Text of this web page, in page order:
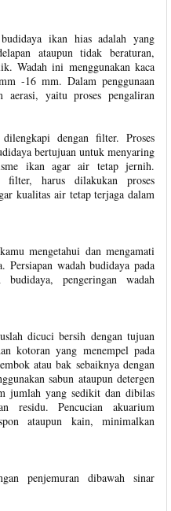
ikan hias adalah yang
ataupun tidak beraturan,
Wadah ini menggunakan kaca
-16 mm. Dalam penggunaan
aerasi, yaitu proses pengaliran
dengan filter. Proses
bertujuan untuk menyaring
ikan agar air tetap jernih.
harus dilakukan proses
kualitas air tetap terjaga dalam
mengetahui dan mengamati
Persiapan wadah budidaya pada
pengeringan wadah
dicuci bersih dengan tujuan
kotoran yang menempel pada
atau bak sebaiknya dengan
sabun ataupun detergen
jumlah yang sedikit dan dibilas
residu. Pencucian akuarium
ataupun kain, minimalkan
penjemuran dibawah sinar